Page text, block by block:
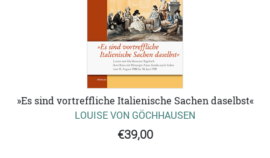
»Es sind vortreffliche Italienische Sachen daselbst«
LOUISE VON GÖCHHAUSEN
€39,00